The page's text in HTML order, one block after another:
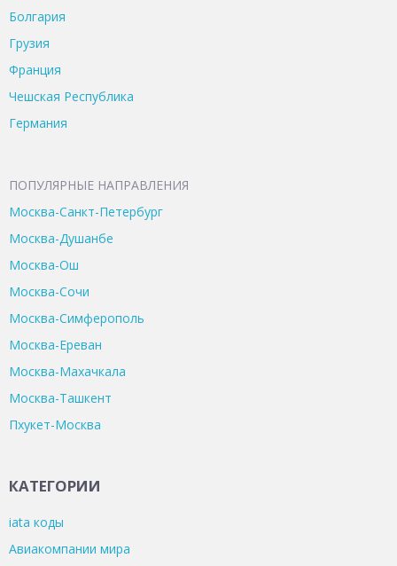
Болгария
Грузия
Франция
Чешская Республика
Германия
ПОПУЛЯРНЫЕ НАПРАВЛЕНИЯ
Москва-Санкт-Петербург
Москва-Душанбе
Москва-Ош
Москва-Сочи
Москва-Симферополь
Москва-Ереван
Москва-Махачкала
Москва-Ташкент
Пхукет-Москва
КАТЕГОРИИ
iata коды
Авиакомпании мира